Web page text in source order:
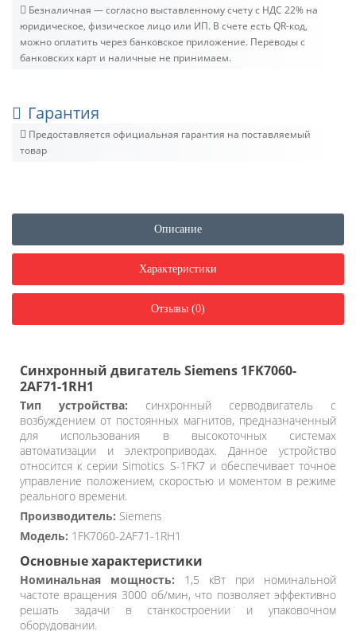
Безналичная — согласно выставленному счету c НДС 22% на
юридическое, физическое лицо или ИП. В счете есть QR-код,
можно оплатить через банковское приложение. Переводы с
банковских карт и наличные не принимаем.
Гарантия
Предоставляется официальная гарантия на поставляемый
товар
Описание
Характеристики
Отзывы (0)
Синхронный двигатель Siemens 1FK7060-
2AF71-1RH1
Тип устройства: синхронный серводвигатель с
возбуждением от постоянных магнитов, предназначенный
для использования в высокоточных системах
автоматизации и электроприводах. Данное устройство
относится к серии Simotics S-1FK7 и обеспечивает точное
управление положением, скоростью и моментом в режиме
реального времени.
Производитель: Siemens
Модель: 1FK7060-2AF71-1RH1
Основные характеристики
Номинальная мощность: 1,5 кВт при номинальной
частоте вращения 3000 об/мин, что позволяет эффективно
решать задачи в станкостроении и упаковочном
оборудовании.